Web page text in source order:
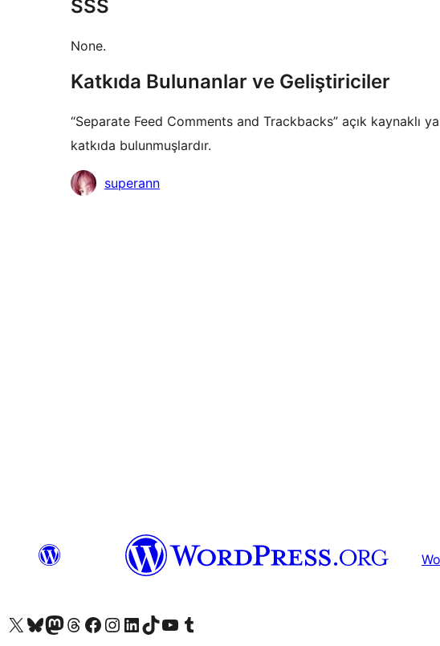
SSS
None.
Katkıda Bulunanlar ve Geliştiriciler
“Separate Feed Comments and Trackbacks” açık kaynaklı
katkıda bulunmuşlardır.
Katkıdasuperann
X (eski Twitter) hesabımıza bakın
Bluesky hesabımızı ziyaret edinMastodon hesabımızı ziyaret edinThreads hesabımızı ziyaret edinFacebook sayfamızı ziyaret edinInstagram hesabımızı ziyaret edinLinkedIn hesabımızı ziyaret edinTikTok hesabımızı ziyaret edinYouTube kanalımızı ziyaret edinTumblr hesabımızı ziyaret edin